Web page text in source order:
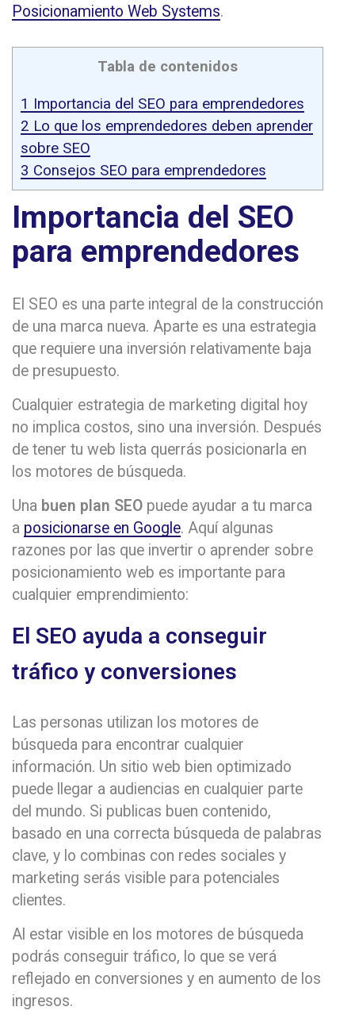
Posicionamiento Web Systems.
Tabla de contenidos
1 Importancia del SEO para emprendedores
2 Lo que los emprendedores deben aprender
sobre SEO
3 Consejos SEO para emprendedores
Importancia del SEO
para emprendedores
El SEO es una parte integral de la construcción
de una marca nueva. Aparte es una estrategia
que requiere una inversión relativamente baja
de presupuesto.
Cualquier estrategia de marketing digital hoy
no implica costos, sino una inversión. Después
de tener tu web lista querrás posicionarla en
los motores de búsqueda.
Una buen plan SEO puede ayudar a tu marca
a posicionarse en Google. Aquí algunas
razones por las que invertir o aprender sobre
posicionamiento web es importante para
cualquier emprendimiento:
El SEO ayuda a conseguir
tráfico y conversiones
Las personas utilizan los motores de
búsqueda para encontrar cualquier
información. Un sitio web bien optimizado
puede llegar a audiencias en cualquier parte
del mundo. Si publicas buen contenido,
basado en una correcta búsqueda de palabras
clave, y lo combinas con redes sociales y
marketing serás visible para potenciales
clientes.
Al estar visible en los motores de búsqueda
podrás conseguir tráfico, lo que se verá
reflejado en conversiones y en aumento de los
ingresos.